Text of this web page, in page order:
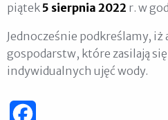
piątek 5 sierpnia 2022 r. w
Jednocześnie podkreślamy, iż
gospodarstw, które zasilają
indywidualnych ujęć wody.